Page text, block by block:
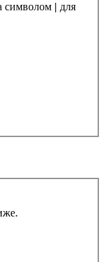
символом | для